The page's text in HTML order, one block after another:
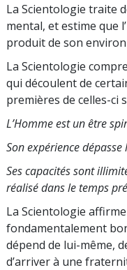
La Scientologie traite
mental, et estime que
produit de son
La Scientologie
qui découlent de
premières de celles-ci
L’Homme est un être
Son expérience
Ses capacités sont
réalisé dans le temps
La Scientologie
fondamentalement
dépend de lui-même,
d’arriver à une